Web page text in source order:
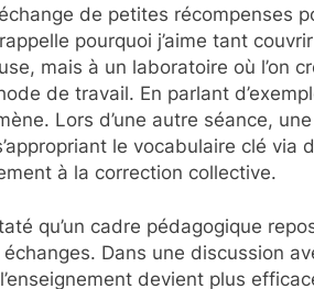
de petites récompenses
pourquoi j’aime tant
mais à un laboratoire où l’on
de travail. En parlant
Lors d’une autre séance,
le vocabulaire clé via
à la correction collective.
qu’un cadre pédagogique
Dans une discussion
devient plus